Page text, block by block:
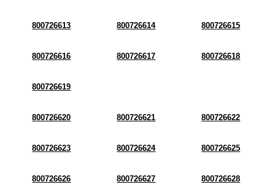
800726613 800726614 800726615
800726616 800726617 800726618
800726619
800726620 800726621 800726622
800726623 800726624 800726625
800726626 800726627 800726628